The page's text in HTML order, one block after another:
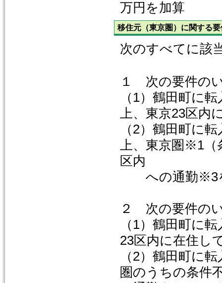
万円を加算
移住元（東京圏）に関する要
次のすべてに該
１ 次の要件の
（1）鶴田町に
上、東京23区内
（2）鶴田町に
上、東京圏※1
区内
への通勤※3
２ 次の要件の
（1）鶴田町に
23区内に在住し
（2）鶴田町に
圏のうちの条件